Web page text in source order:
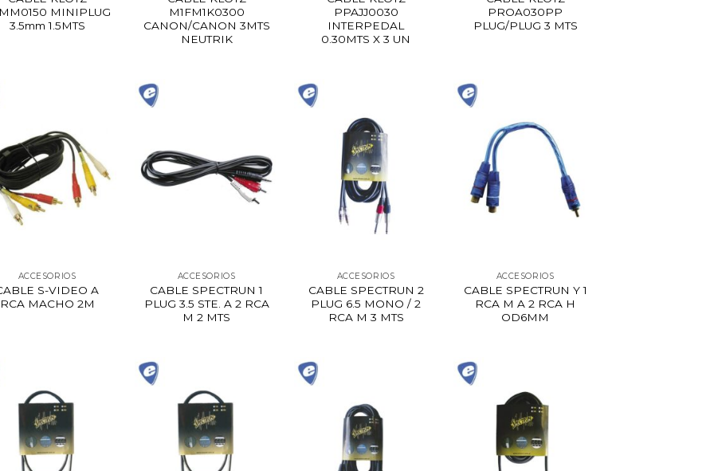
MINIPLUG
3.5mm 1.5MTS
M1FM1K0300
CANON/CANON 3MTS
NEUTRIK
PPAJJ0030
INTERPEDAL
0.30MTS X 3 UN
PROA030PP
PLUG/PLUG 3 MTS
ACCESORIOS
S-VIDEO A
RCA MACHO 2M
ACCESORIOS
CABLE SPECTRUN 1
PLUG 3.5 STE. A 2 RCA
M 2 MTS
ACCESORIOS
CABLE SPECTRUN 2
PLUG 6.5 MONO / 2
RCA M 3 MTS
ACCESORIOS
CABLE SPECTRUN Y 1
RCA M A 2 RCA H
OD6MM